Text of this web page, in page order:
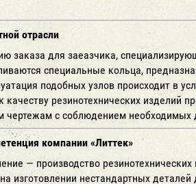
отрасли
заказа для заеазчика,
специальные кольца,
подобных узлов происходит в
резинотехнических изделий
с соблюдением необходимых
компании «Литтек»
— производство
изготовлении нестандартных